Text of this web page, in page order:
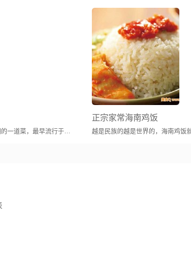
以能没过带鱼为宜。
块带鱼都裹上咖喱汁为止。
。
鱼才不会煎破。
面也会将鱼弄破哦。
这样味道已经很好啦。
正宗家常海南鸡饭